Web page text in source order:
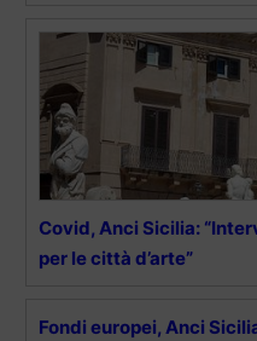
Covid, Anci Sicilia:
per le città d’arte”
Fondi europei, Anci